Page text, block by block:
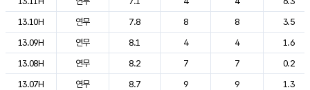
13.10H
연무 7.8 8 8
3.5
13.09H
연무 8.1 4 4
1.6
13.08H
연무 8.2 7 7
0.2
13.07H
연무 8.7 9 9
1.3